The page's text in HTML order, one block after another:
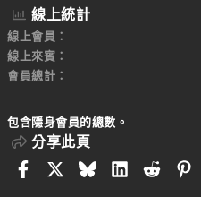
線上統計
線上會員
線上來賓
會員總計
包含隱身會員的總數。
分享此頁
FacebookBlueskyLinkedIn
Reddit